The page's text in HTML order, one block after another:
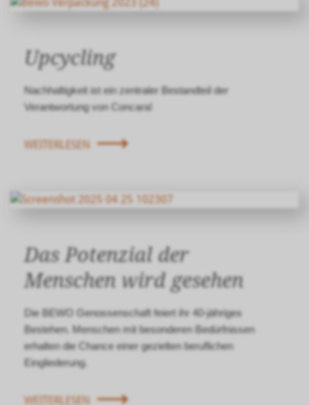
Upcycling
Nachhaltigkeit ist ein zentraler Bestandteil der
Verantwortung von Concara!
WEITERLESEN
Das Potenzial der
Menschen wird gesehen
Die BEWO Genossenschaft feiert ihr 40-jähriges
Bestehen. Menschen mit be­sonderen Bedürfnissen
erhalten die Chance einer gezielten beruflichen
Eingliederung.
WEITERLESEN